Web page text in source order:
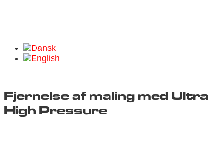
Fjernelse af maling med Ultra
High Pressure